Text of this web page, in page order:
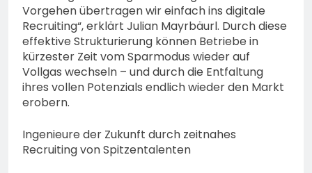
Vorgehen übertragen wir einfach ins digitale
Recruiting“, erklärt Julian Mayrbäurl. Durch diese
effektive Strukturierung können Betriebe in
kürzester Zeit vom Sparmodus wieder auf
Vollgas wechseln – und durch die Entfaltung
ihres vollen Potenzials endlich wieder den Markt
erobern.
Ingenieure der Zukunft durch zeitnahes
Recruiting von Spitzentalenten